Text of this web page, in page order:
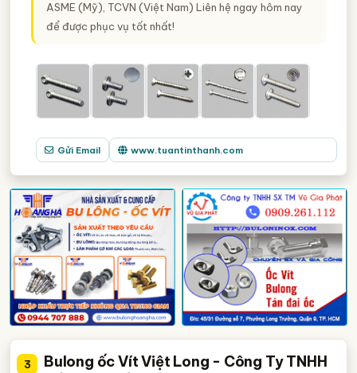
ASME (Mỹ), TCVN (Việt Nam) Liên hệ ngay hôm nay
để được phục vụ tốt nhất!
Gửi Email www.tuantinthanh.com
3
Bulong ốc Vít Việt Long - Công Ty TNHH